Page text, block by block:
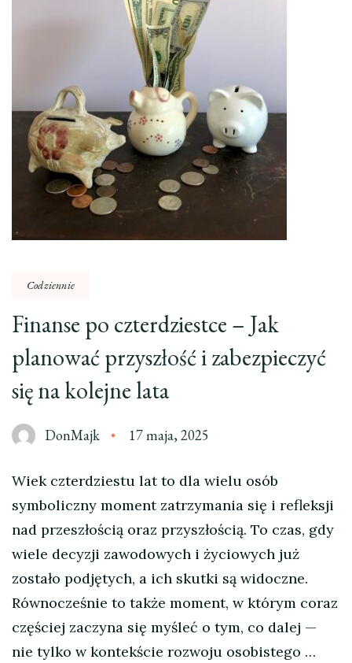
Codziennie
Finanse po czterdziestce – Jak
planować przyszłość i zabezpieczyć
się na kolejne lata
DonMajk 17 maja, 2025
Wiek czterdziestu lat to dla wielu osób
symboliczny moment zatrzymania się i refleksji
nad przeszłością oraz przyszłością. To czas, gdy
wiele decyzji zawodowych i życiowych już
zostało podjętych, a ich skutki są widoczne.
Równocześnie to także moment, w którym coraz
częściej zaczyna się myśleć o tym, co dalej —
nie tylko w kontekście rozwoju osobistego …